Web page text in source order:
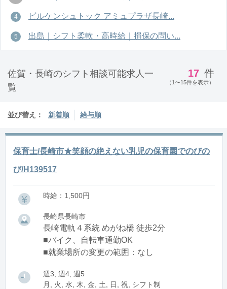
ビルケンシュトック アミュプラザ長崎...
出島｜シフト柔軟・高時給｜損保の問い...
佐賀・長崎のシフト相談可能求人一
覧
17 件
（1〜15件を表示）
並び替え： 新着順 給与順
保育士/長崎市★笑顔の絶えない乳児の保育園でのびの
び/H139517
時給：1,500円
長崎県長崎市
長崎電軌４系統 めがね橋 徒歩2分
■バイク、自転車通勤OK
■就業場所の変更の範囲：なし
週3, 週4, 週5
月, 火, 水, 木, 金, 土, 日, 祝, シフト制